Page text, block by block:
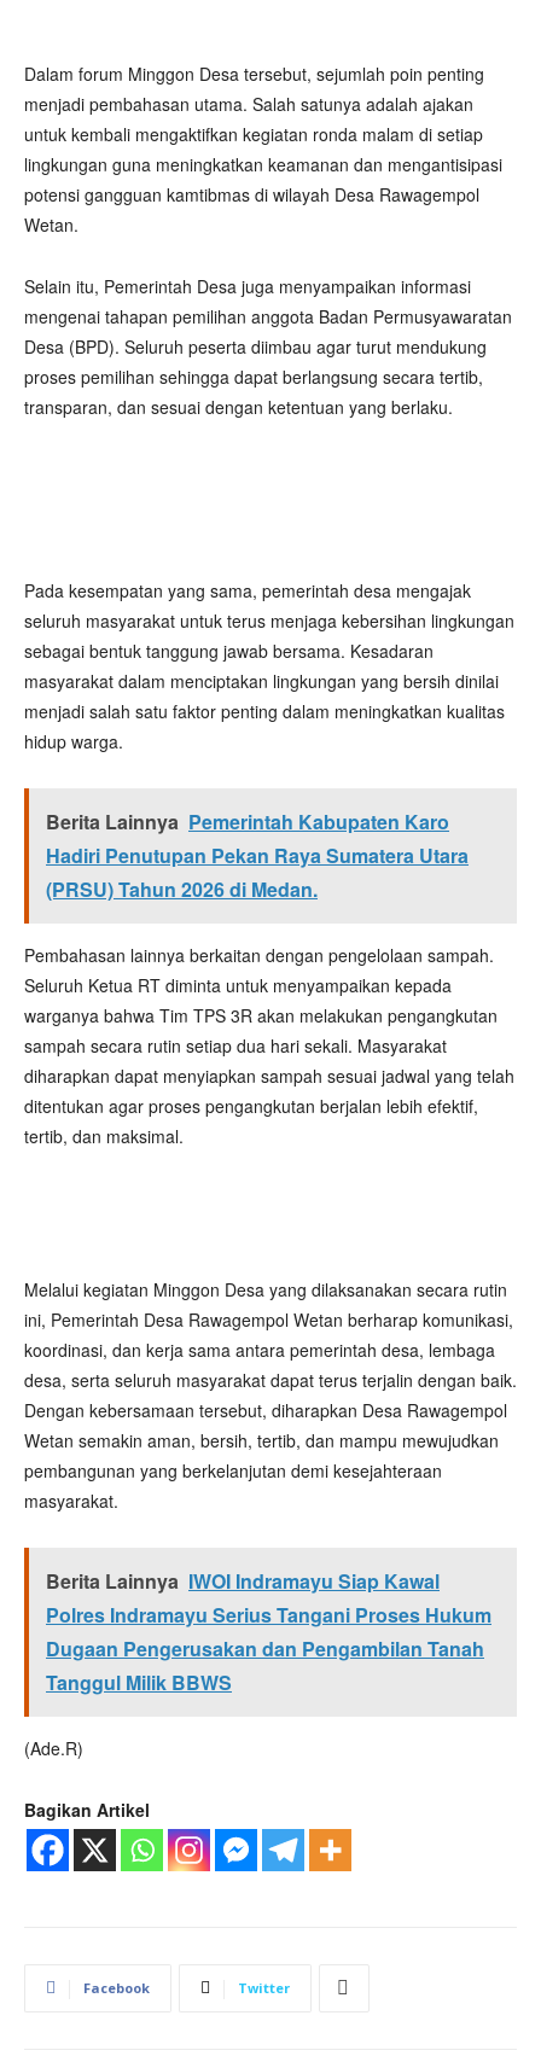
Dalam forum Minggon Desa tersebut, sejumlah poin penting
menjadi pembahasan utama. Salah satunya adalah ajakan
untuk kembali mengaktifkan kegiatan ronda malam di setiap
lingkungan guna meningkatkan keamanan dan mengantisipasi
potensi gangguan kamtibmas di wilayah Desa Rawagempol
Wetan.
Selain itu, Pemerintah Desa juga menyampaikan informasi
mengenai tahapan pemilihan anggota Badan Permusyawaratan
Desa (BPD). Seluruh peserta diimbau agar turut mendukung
proses pemilihan sehingga dapat berlangsung secara tertib,
transparan, dan sesuai dengan ketentuan yang berlaku.
Pada kesempatan yang sama, pemerintah desa mengajak
seluruh masyarakat untuk terus menjaga kebersihan lingkungan
sebagai bentuk tanggung jawab bersama. Kesadaran
masyarakat dalam menciptakan lingkungan yang bersih dinilai
menjadi salah satu faktor penting dalam meningkatkan kualitas
hidup warga.
Berita Lainnya Pemerintah Kabupaten Karo
Hadiri Penutupan Pekan Raya Sumatera Utara
(PRSU) Tahun 2026 di Medan.
Pembahasan lainnya berkaitan dengan pengelolaan sampah.
Seluruh Ketua RT diminta untuk menyampaikan kepada
warganya bahwa Tim TPS 3R akan melakukan pengangkutan
sampah secara rutin setiap dua hari sekali. Masyarakat
diharapkan dapat menyiapkan sampah sesuai jadwal yang telah
ditentukan agar proses pengangkutan berjalan lebih efektif,
tertib, dan maksimal.
Melalui kegiatan Minggon Desa yang dilaksanakan secara rutin
ini, Pemerintah Desa Rawagempol Wetan berharap komunikasi,
koordinasi, dan kerja sama antara pemerintah desa, lembaga
desa, serta seluruh masyarakat dapat terus terjalin dengan baik.
Dengan kebersamaan tersebut, diharapkan Desa Rawagempol
Wetan semakin aman, bersih, tertib, dan mampu mewujudkan
pembangunan yang berkelanjutan demi kesejahteraan
masyarakat.
Berita Lainnya IWOI Indramayu Siap Kawal
Polres Indramayu Serius Tangani Proses Hukum
Dugaan Pengerusakan dan Pengambilan Tanah
Tanggul Milik BBWS
(Ade.R)
Bagikan Artikel
Facebook Twitter